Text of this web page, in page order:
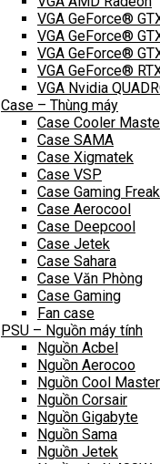
VGA GeForce®
VGA GeForce®
VGA GeForce®
VGA GeForce®
VGA Nvidia
Case – Thùng máy
Case Cooler
Case SAMA
Case Xigmatek
Case VSP
Case Gaming Freak
Case Aerocool
Case Deepcool
Case Jetek
Case Sahara
Case Văn Phòng
Case Gaming
Fan case
PSU – Nguồn máy tính
Nguồn Acbel
Nguồn Aerocoo
Nguồn Cool Master
Nguồn Corsair
Nguồn Gigabyte
Nguồn Sama
Nguồn Jetek